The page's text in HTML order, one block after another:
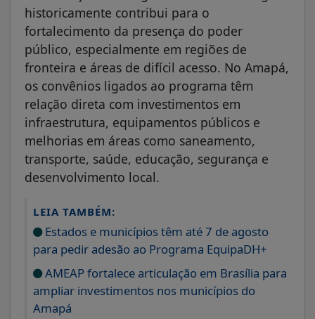
historicamente contribui para o
fortalecimento da presença do poder
público, especialmente em regiões de
fronteira e áreas de difícil acesso. No Amapá,
os convênios ligados ao programa têm
relação direta com investimentos em
infraestrutura, equipamentos públicos e
melhorias em áreas como saneamento,
transporte, saúde, educação, segurança e
desenvolvimento local.
LEIA TAMBÉM:
Estados e municípios têm até 7 de agosto
para pedir adesão ao Programa EquipaDH+
AMEAP fortalece articulação em Brasília para
ampliar investimentos nos municípios do
Amapá